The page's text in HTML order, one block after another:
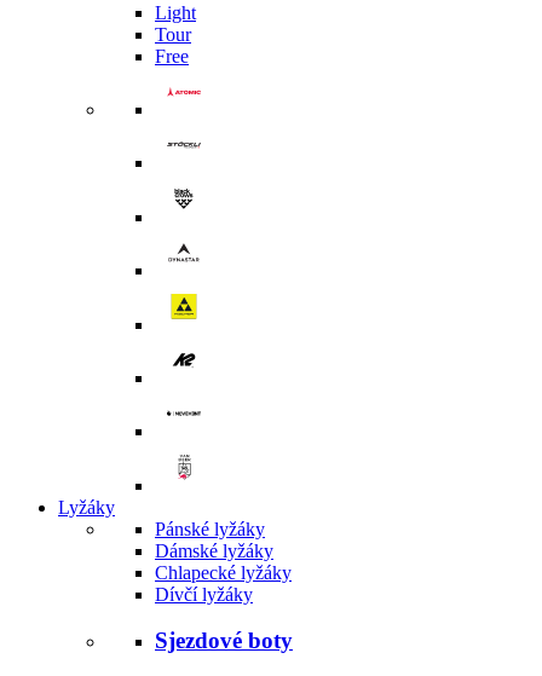
Light
Tour
Free
Lyžáky
Pánské lyžáky
Dámské lyžáky
Chlapecké lyžáky
Dívčí lyžáky
Sjezdové boty